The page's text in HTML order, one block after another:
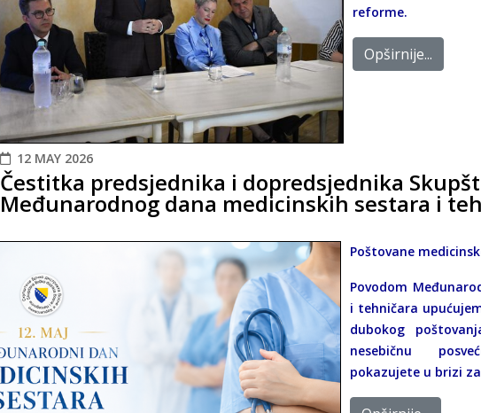
reforme.
Opširnije...
12 MAY 2026
Čestitka predsjednika i dopredsjednika
Međunarodnog dana medicinskih sestara i
Poštovane
Povodom
i tehničara
dubokog
nesebičnu
pokazujete u brizi